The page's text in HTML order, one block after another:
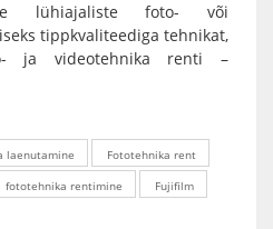
lühiajaliste foto- või
tippkvaliteediga tehnikat,
ja videotehnika renti –
laenutamine
Fototehnika rent
fototehnika rentimine
Fujifilm